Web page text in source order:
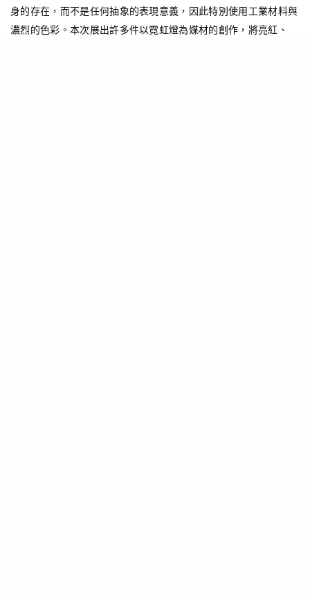
身的存在，而不是任何抽象的表現意義，因此特別使用工業材料與
濃烈的色彩。本次展出許多件以霓虹燈為媒材的創作，將亮紅、